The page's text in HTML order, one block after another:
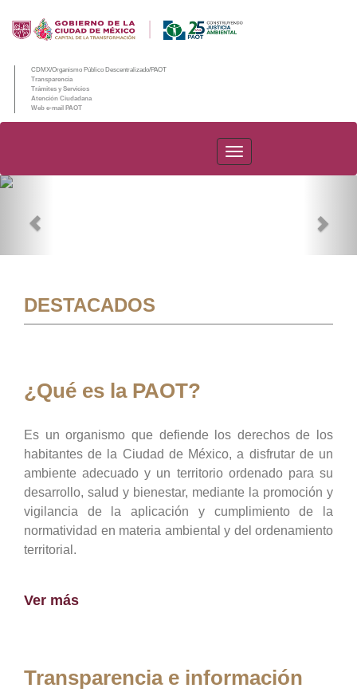
CDMX/Organismo Público Descentralizado/PAOT
Transparencia
Trámites y Servicios
Atención Ciudadana
Web e-mail PAOT
PAOT
DESTACADOS
¿Qué es la PAOT?
Es un organismo que defiende los derechos de los
habitantes de la Ciudad de México, a disfrutar de un
ambiente adecuado y un territorio ordenado para su
desarrollo, salud y bienestar, mediante la promoción y
vigilancia de la aplicación y cumplimiento de la
normatividad en materia ambiental y del ordenamiento
territorial.
Ver más
Transparencia e información